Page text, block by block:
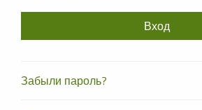
Забыли пароль?